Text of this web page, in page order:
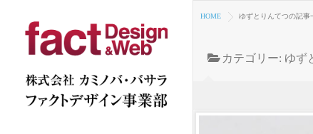
HOME ゆずとりんてつの記事
カテゴリー: ゆず